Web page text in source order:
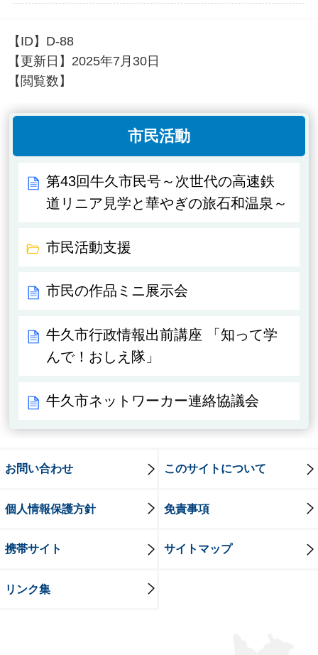
【ID】 D-88
【更新日】 2025年7月30日
【閲覧数】
市民活動
第43回牛久市民号～次世代の高速鉄
道リニア見学と華やぎの旅石和温泉～
市民活動支援
市民の作品ミニ展示会
牛久市行政情報出前講座 「知って学
んで！おしえ隊」
牛久市ネットワーカー連絡協議会
お問い合わせ このサイトについて
個人情報保護方針 免責事項
携帯サイト サイトマップ
リンク集